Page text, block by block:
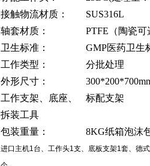
接触物流材质：
SUS316L
轴套材质：
PTFE （陶瓷可
卫生标准：
GMP医药卫生
工作类型：
分批处理
外形尺寸：
工作支架、底座、
拆装工具
标配支架
包装重量： 8KG纸箱泡沫
进口主机1台、工作头1支、底板支架1套、德